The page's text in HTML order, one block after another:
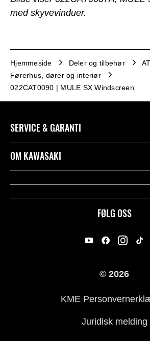
med skyvevinduer.
Hjemmeside Deler og tilbehør
Førerhus, dører og interiør
022CAT0090 | MULE SX Windscreen
FØLG OSS
SERVICE & GARANTI
Garanti
Kontakt oss
OM KAWASAKI
Firma
© 2026
KME
Juridisk melding